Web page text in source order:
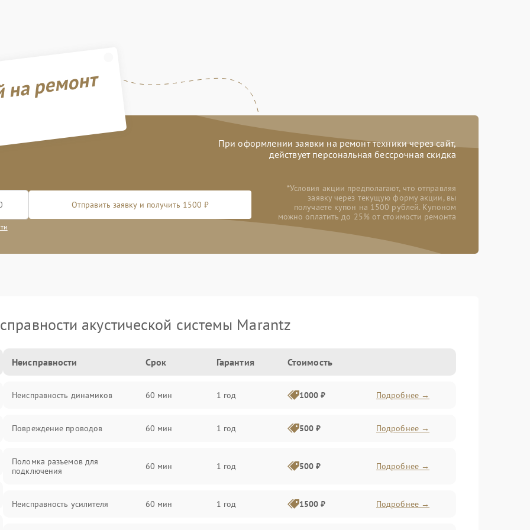
ремонт
При оформлении заявки на ремонт техники через сайт,
действует персональная бессрочная скидка
Отправить заявку и получить 1500 ₽
*Условия акции предполагают, что отправляя
заявку через текущую форму акции, вы
получаете купон на 1500 рублей. Купоном
можно оплатить до 25% от стоимости ремонта
акустической системы Marantz
Неисправности Срок Гарантия Стоимость
Неисправность динамиков 60 мин 1 год 1000 ₽ Подробнее →
Повреждение проводов 60 мин 1 год 500 ₽ Подробнее →
Поломка разъемов для
подключения
60 мин 1 год 500 ₽ Подробнее →
Неисправность усилителя 60 мин 1 год 1500 ₽ Подробнее →